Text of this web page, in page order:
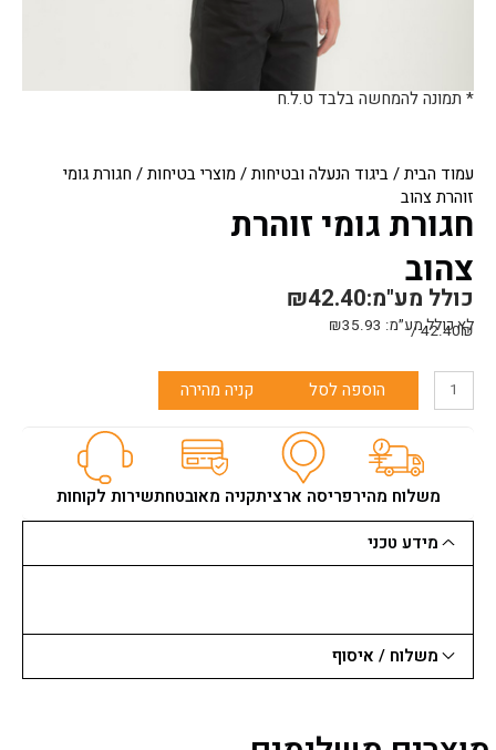
עמוד הבית/ביגוד הנעלה ובטיחות/מוצרי בטיחות/ חגורת גומי
זוהרת צהוב
חגורת גומי זוהרת
צהוב
₪42.40כולל מע"מ:
לא כולל מע״מ: ₪35.93
42.40₪ /
כמות
הוספה לסל קניה מהירה
משלוח מהירפריסה ארציתקניה מאובטחתשירות לקוחות
מידע טכני
משלוח / איסוף
* תמונה להמחשה בלבד ט.ל.ח